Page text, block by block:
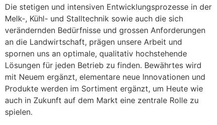
Die stetigen und intensiven Entwicklungsprozesse in der
Melk-, Kühl- und Stalltechnik sowie auch die sich
verändernden Bedürfnisse und grossen Anforderungen
an die Landwirtschaft, prägen unsere Arbeit und
spornen uns an optimale, qualitativ hochstehende
Lösungen für jeden Betrieb zu finden. Bewährtes wird
mit Neuem ergänzt, elementare neue Innovationen und
Produkte werden im Sortiment ergänzt, um Heute wie
auch in Zukunft auf dem Markt eine zentrale Rolle zu
spielen.